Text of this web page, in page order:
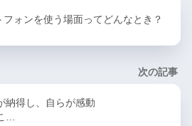
フォンを使う場面ってどんなとき？
次の記事
納得し、自らが感動
…